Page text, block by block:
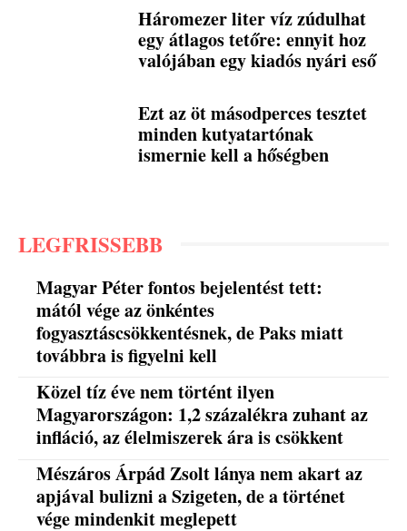
Háromezer liter víz zúdulhat
egy átlagos tetőre: ennyit hoz
valójában egy kiadós nyári eső
Ezt az öt másodperces tesztet
minden kutyatartónak
ismernie kell a hőségben
LEGFRISSEBB
Magyar Péter fontos bejelentést tett:
mától vége az önkéntes
fogyasztáscsökkentésnek, de Paks miatt
továbbra is figyelni kell
Közel tíz éve nem történt ilyen
Magyarországon: 1,2 százalékra zuhant az
infláció, az élelmiszerek ára is csökkent
Mészáros Árpád Zsolt lánya nem akart az
apjával bulizni a Szigeten, de a történet
vége mindenkit meglepett